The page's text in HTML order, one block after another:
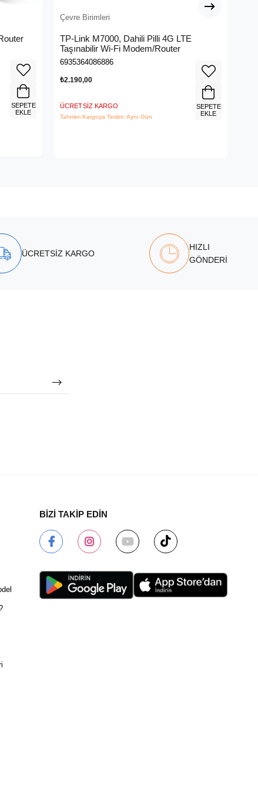
SEPETE
EKLE
Çevre Birimleri
TP-Link M7000, Dahili Pilli 4G LTE
Taşınabilir Wi-Fi Modem/Router
6935364086886
₺2.190,00
ÜCRETSIZ KARGO
Tahmini Kargoya Teslim: Aynı Gün
SEPETE
EKLE
ÜCRETSİZ KARGO
HIZLI
GÖNDERİ
BİZİ TAKİP EDİN